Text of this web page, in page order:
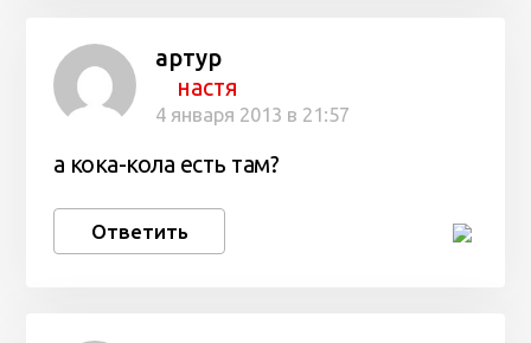
артур
настя
4 января 2013 в 21:57
а кока-кола есть там?
Ответить